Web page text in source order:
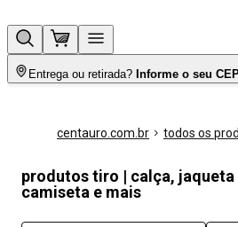
Entrega ou retirada? Informe o seu
centauro.com.br todos os
produtos tiro | calça, jaqueta
camiseta e mais